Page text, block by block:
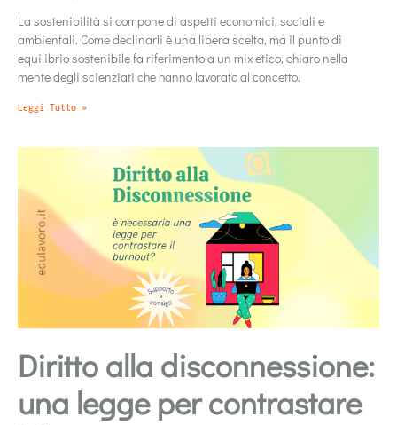
La sostenibilità si compone di aspetti economici, sociali e
ambientali. Come declinarli è una libera scelta, ma il punto di
equilibrio sostenibile fa riferimento a un mix etico, chiaro nella
mente degli scienziati che hanno lavorato al concetto.
Leggi Tutto »
Diritto alla disconnessione:
una legge per contrastare